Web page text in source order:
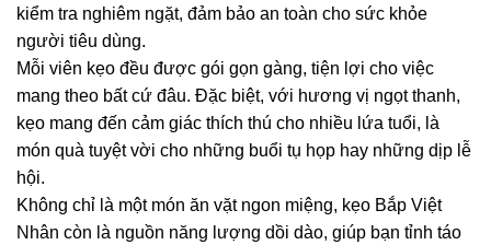
kiểm tra nghiêm ngặt, đảm bảo an toàn cho sức khỏe
người tiêu dùng.
Mỗi viên kẹo đều được gói gọn gàng, tiện lợi cho việc
mang theo bất cứ đâu. Đặc biệt, với hương vị ngọt thanh,
kẹo mang đến cảm giác thích thú cho nhiều lứa tuổi, là
món quà tuyệt vời cho những buổi tụ họp hay những dịp lễ
hội.
Không chỉ là một món ăn vặt ngon miệng, kẹo Bắp Việt
Nhân còn là nguồn năng lượng dồi dào, giúp bạn tỉnh táo